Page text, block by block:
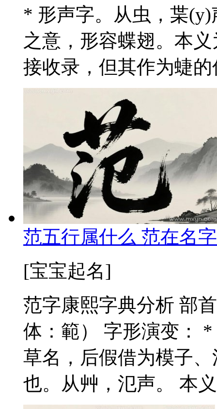
* 形声字。从虫，枼
之意，形容蝶翅。本
接收录，但其作为蜨
范五行属什么 范在名
[宝宝起名]
范字康熙字典分析 部
体：範） 字形演变：
草名，后假借为模子
也。从艸，氾声。 本